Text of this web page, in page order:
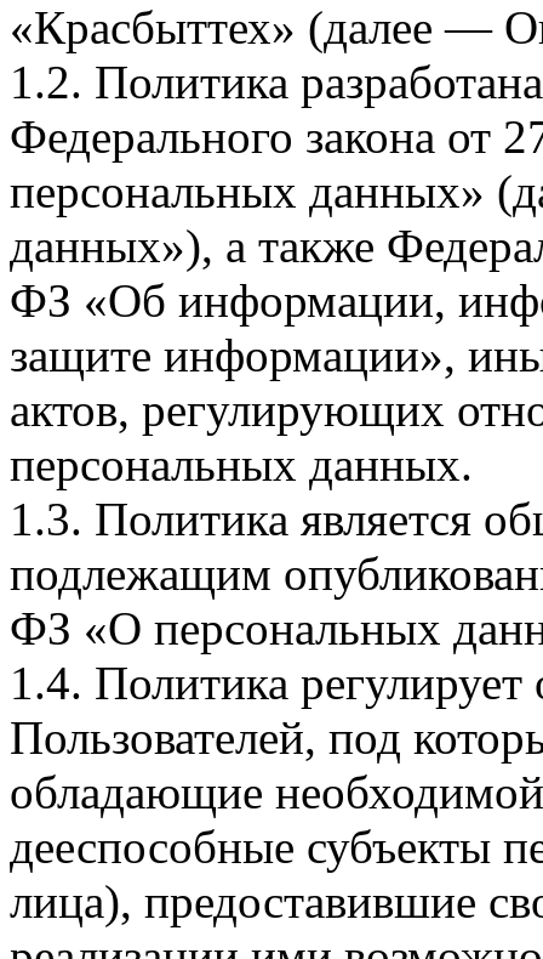
«Красбыттех» (далее —
1.2. Политика
Федерального закона
персональных данных»
данных»), а также
ФЗ «Об информации,
защите информации»,
актов, регулирующих
персональных данных.
1.3. Политика является
подлежащим
ФЗ «О персональных
1.4. Политика
Пользователей, под
обладающие
дееспособные субъекты
лица), предоставившие